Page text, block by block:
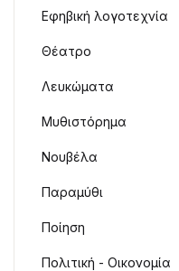
Εφηβική λογοτεχνία
Θέατρο
Λευκώματα
Μυθιστόρημα
Νουβέλα
Παραμύθι
Ποίηση
Πολιτική - Οικονομία